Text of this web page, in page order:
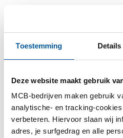
Toestemming Details
Deze website maakt gebruik
MCB-bedrijven maken gebruik
analytische- en tracking-
verbeteren. Hiervoor slaan wij
adres, je surfgedrag en alle